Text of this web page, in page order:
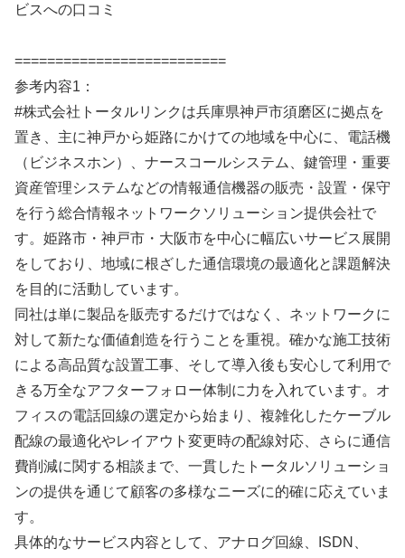
ビスへの口コミ
==========================
参考内容1：
#株式会社トータルリンクは兵庫県神戸市須磨区に拠点を
置き、主に神戸から姫路にかけての地域を中心に、電話機
（ビジネスホン）、ナースコールシステム、鍵管理・重要
資産管理システムなどの情報通信機器の販売・設置・保守
を行う総合情報ネットワークソリューション提供会社で
す。姫路市・神戸市・大阪市を中心に幅広いサービス展開
をしており、地域に根ざした通信環境の最適化と課題解決
を目的に活動しています。
同社は単に製品を販売するだけではなく、ネットワークに
対して新たな価値創造を行うことを重視。確かな施工技術
による高品質な設置工事、そして導入後も安心して利用で
きる万全なアフターフォロー体制に力を入れています。オ
フィスの電話回線の選定から始まり、複雑化したケーブル
配線の最適化やレイアウト変更時の配線対応、さらに通信
費削減に関する相談まで、一貫したトータルソリューショ
ンの提供を通じて顧客の多様なニーズに的確に応えていま
す。
具体的なサービス内容として、アナログ回線、ISDN、